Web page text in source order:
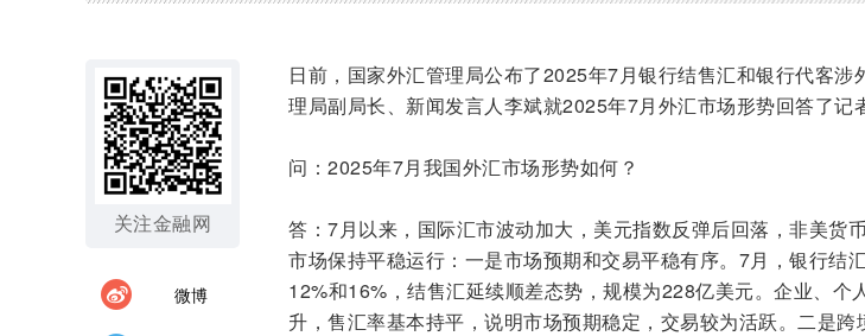
关注金融网
微博
日前，国家外汇管理局公布了2025年7月银行结售汇和银行代客涉
理局副局长、新闻发言人李斌就2025年7月外汇市场形势回答了记
问：2025年7月我国外汇市场形势如何？
答：7月以来，国际汇市波动加大，美元指数反弹后回落，非美货
市场保持平稳运行：一是市场预期和交易平稳有序。7月，银行结
12%和16%，结售汇延续顺差态势，规模为228亿美元。企业、个
升，售汇率基本持平，说明市场预期稳定，交易较为活跃。二是